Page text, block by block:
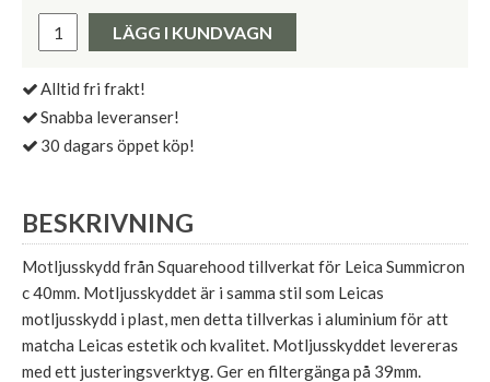
Pris:
LÄGG I KUNDVAGN
Alltid fri frakt!
Snabba leveranser!
30 dagars öppet köp!
BESKRIVNING
Motljusskydd från Squarehood tillverkat för Leica Summicron
c 40mm. Motljusskyddet är i samma stil som Leicas
motljusskydd i plast, men detta tillverkas i aluminium för att
matcha Leicas estetik och kvalitet. Motljusskyddet levereras
med ett justeringsverktyg. Ger en filtergänga på 39mm.